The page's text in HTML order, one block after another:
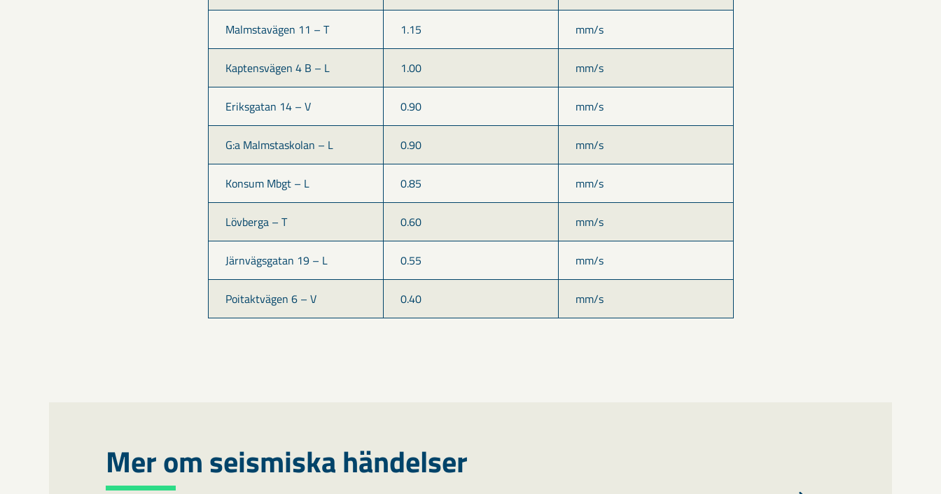
Malmstavägen 11 – T 1.15 mm/s
Kaptensvägen 4 B – L 1.00 mm/s
Eriksgatan 14 – V 0.90 mm/s
G:a Malmstaskolan – L 0.90 mm/s
Konsum Mbgt – L 0.85 mm/s
Lövberga – T 0.60 mm/s
Järnvägsgatan 19 – L 0.55 mm/s
Poitaktvägen 6 – V 0.40 mm/s
Mer om seismiska händelser